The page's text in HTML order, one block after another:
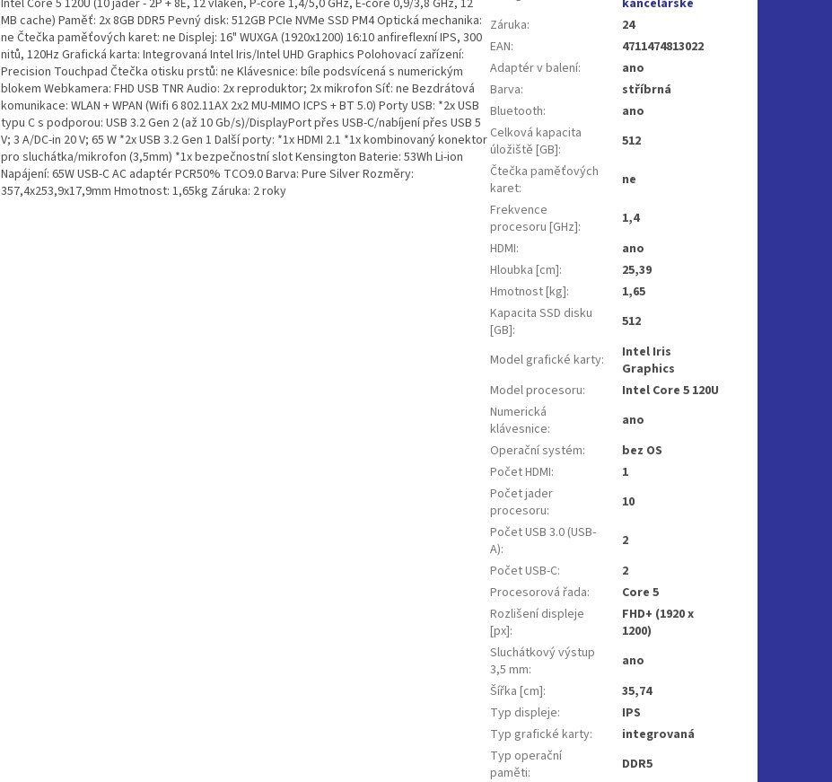
MB cache) Paměť: 2x 8GB DDR5 Pevný disk: 512GB PCIe NVMe SSD PM4 Optická mechanika:
ne Čtečka paměťových karet: ne Displej: 16" WUXGA (1920x1200) 16:10 anfireflexní IPS, 300
nitů, 120Hz Grafická karta: Integrovaná Intel Iris/Intel UHD Graphics Polohovací zařízení:
Precision Touchpad Čtečka otisku prstů: ne Klávesnice: bíle podsvícená s numerickým
blokem Webkamera: FHD USB TNR Audio: 2x reproduktor; 2x mikrofon Síť: ne Bezdrátová
komunikace: WLAN + WPAN (Wifi 6 802.11AX 2x2 MU-MIMO ICPS + BT 5.0) Porty USB: *2x USB
typu C s podporou: USB 3.2 Gen 2 (až 10 Gb/s)/DisplayPort přes USB-C/nabíjení přes USB 5
V; 3 A/DC-in 20 V; 65 W *2x USB 3.2 Gen 1 Další porty: *1x HDMI 2.1 *1x kombinovaný konektor
pro sluchátka/mikrofon (3,5mm) *1x bezpečnostní slot Kensington Baterie: 53Wh Li-ion
Napájení: 65W USB-C AC adaptér PCR50% TCO9.0 Barva: Pure Silver Rozměry:
357,4x253,9x17,9mm Hmotnost: 1,65kg Záruka: 2 roky
Záruka:
24
EAN:
4711474813022
Adaptér v balení:
ano
Barva:
stříbrná
Bluetooth:
ano
Celková kapacita
úložiště [GB]:
512
Čtečka paměťových
karet:
ne
Frekvence
procesoru [GHz]:
1,4
HDMI:
ano
Hloubka [cm]:
25,39
Hmotnost [kg]:
1,65
Kapacita SSD disku
[GB]: 512
Model grafické karty:
Intel Iris
Graphics
Model procesoru:
Intel Core 5 120U
Numerická
klávesnice:
ano
Operační systém:
bez OS
Počet HDMI:
1
Počet jader
procesoru:
10
Počet USB 3.0 (USB-
A):
2
Počet USB-C:
2
Procesorová řada:
Core 5
Rozlišení displeje
[px]:
FHD+ (1920 x
1200)
Sluchátkový výstup
3,5 mm:
ano
Šířka [cm]:
35,74
Typ displeje:
IPS
Typ grafické karty:
integrovaná
Typ operační
paměti: DDR5